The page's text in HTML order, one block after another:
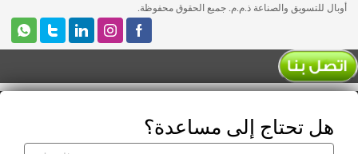
أوبال للتسويق والصناعة ذ.م.م. جميع الحقوق محفوظة.
هل تحتاج إلى مساعدة؟